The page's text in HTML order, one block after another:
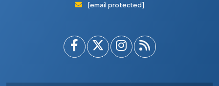
[email protected]